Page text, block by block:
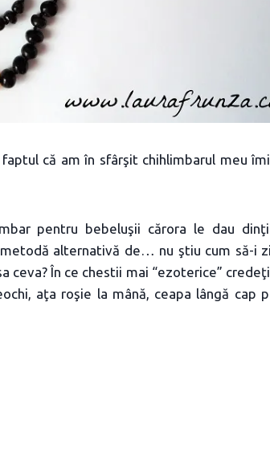
că am în sfârşit chihlimbarul meu
pentru bebeluşii cărora le dau
alternativă de… nu ştiu cum să-i
În ce chestii mai “ezoterice”
aţa roşie la mână, ceapa lângă cap